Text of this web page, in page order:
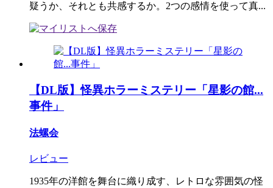
疑うか、それとも共感するか。2つの感情を使って真...
【DL版】怪異ホラーミステリー「星影の館...
事件」
法螺会
レビュー
1935年の洋館を舞台に織り成す、レトロな雰囲気の怪